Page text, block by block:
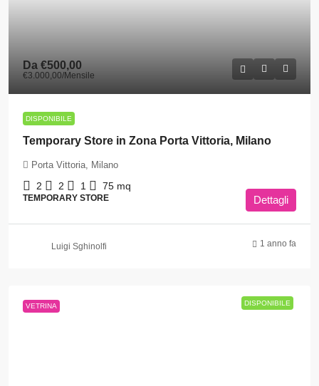
Da €500,00
€3.000,00/Mensile
DISPONIBILE
Temporary Store in Zona Porta Vittoria, Milano
Porta Vittoria, Milano
2 2 1 75 mq
TEMPORARY STORE Dettagli
Luigi Sghinolfi 1 anno fa
VETRINA DISPONIBILE